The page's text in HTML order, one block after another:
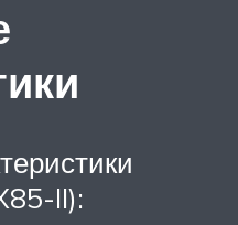
II):